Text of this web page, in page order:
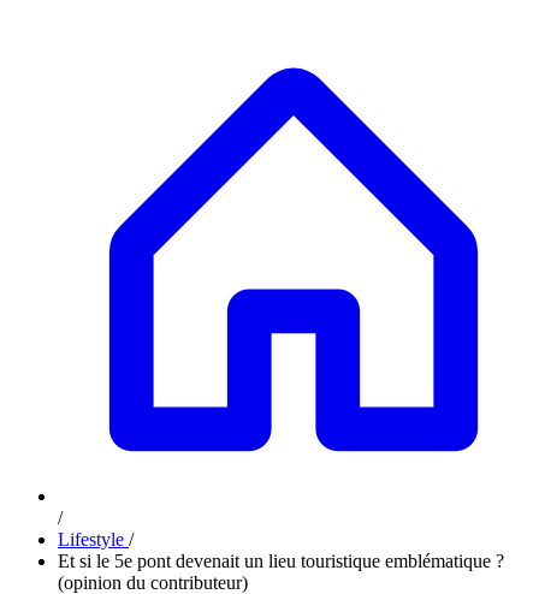
/
Lifestyle /
Et si le 5e pont devenait un lieu touristique emblématique ?
(opinion du contributeur)